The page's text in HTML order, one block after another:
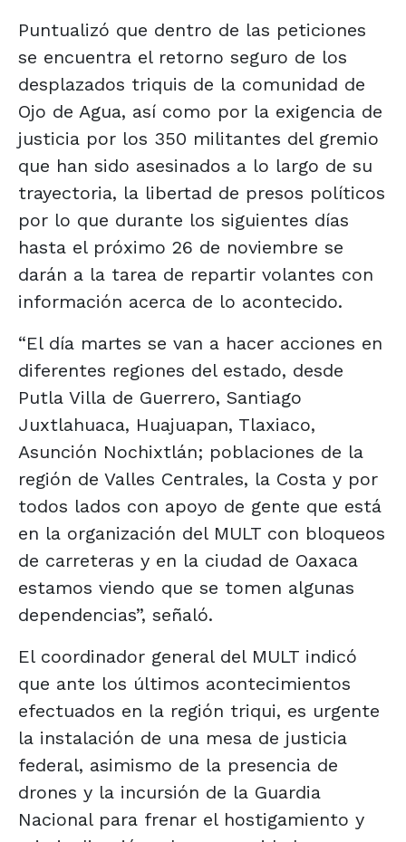
Puntualizó que dentro de las peticiones
se encuentra el retorno seguro de los
desplazados triquis de la comunidad de
Ojo de Agua, así como por la exigencia de
justicia por los 350 militantes del gremio
que han sido asesinados a lo largo de su
trayectoria, la libertad de presos políticos
por lo que durante los siguientes días
hasta el próximo 26 de noviembre se
darán a la tarea de repartir volantes con
información acerca de lo acontecido.
“El día martes se van a hacer acciones en
diferentes regiones del estado, desde
Putla Villa de Guerrero, Santiago
Juxtlahuaca, Huajuapan, Tlaxiaco,
Asunción Nochixtlán; poblaciones de la
región de Valles Centrales, la Costa y por
todos lados con apoyo de gente que está
en la organización del MULT con bloqueos
de carreteras y en la ciudad de Oaxaca
estamos viendo que se tomen algunas
dependencias”, señaló.
El coordinador general del MULT indicó
que ante los últimos acontecimientos
efectuados en la región triqui, es urgente
la instalación de una mesa de justicia
federal, asimismo de la presencia de
drones y la incursión de la Guardia
Nacional para frenar el hostigamiento y